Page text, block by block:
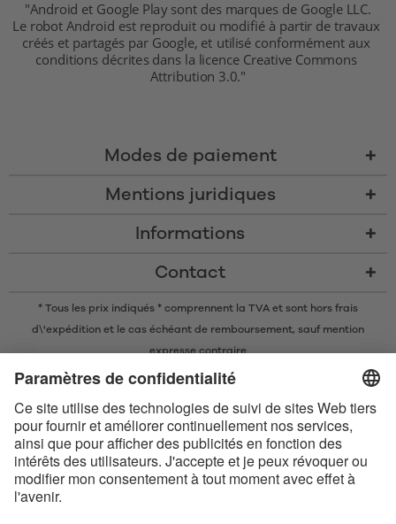
"Android et Google Play sont des marques de Google LLC.
Le robot Android est reproduit ou modifié à partir de travaux
créés et partagés par Google, et utilisé conformément aux
conditions décrites dans la licence Creative Commons
Attribution 3.0."
Modes de paiement
Mentions juridiques
Informations
Contact
* Tous les prix indiqués * comprennent la TVA et sont hors frais
d\'expédition et le cas échéant de remboursement, sauf mention
expresse contraire
* La marque nominative et les logos Bluetooth® sont des marques
utilisation de ces marques par Satisfyer GmbH est soumise à une licence.
Apple, le logo Apple et Apple Watch sont des marques commerciales
d’Apple Inc. Google Play et le logo Google Play sont des marques
commerciales de Google LLC.